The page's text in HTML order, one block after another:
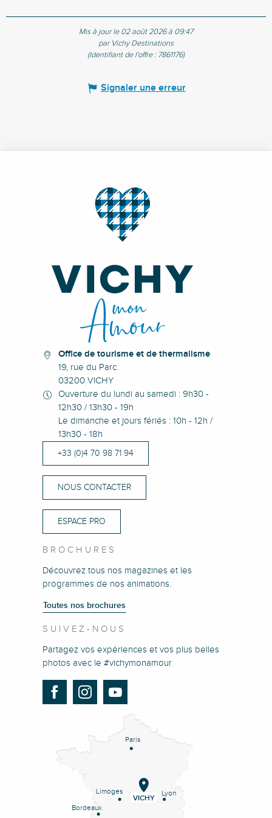
Mis à jour le 02 août 2026 à 09:47
par Vichy Destinations
(Identifiant de l'offre : 7861176)
Signaler une erreur
Office de tourisme et de thermalisme
19, rue du Parc.
03200 VICHY
Ouverture du lundi au samedi : 9h30 -
12h30 / 13h30 - 19h
Le dimanche et jours fériés : 10h - 12h /
13h30 - 18h
+33 (0)4 70 98 71 94
NOUS CONTACTER
ESPACE PRO
BROCHURES
Découvrez tous nos magazines et les
programmes de nos animations.
Toutes nos brochures
SUIVEZ-NOUS
Partagez vos expériences et vos plus belles
photos avec le #vichymonamour
Paris
Lyon
Limoges
Bordeaux
VICHY